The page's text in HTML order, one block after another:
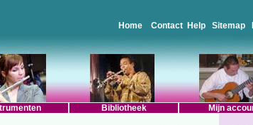
Home Contact Help Sitemap
Bibliotheek Mijn